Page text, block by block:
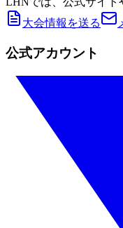
大会情報を送る
公式アカウント